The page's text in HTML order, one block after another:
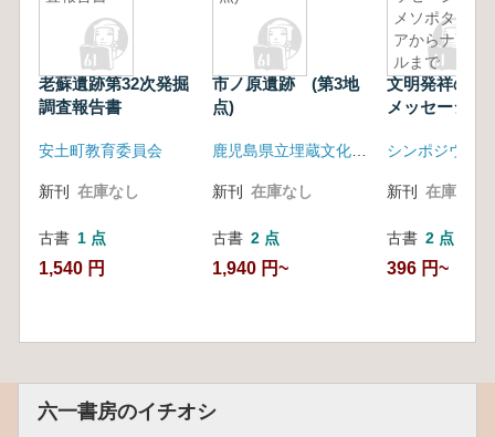
老蘇遺跡第32次発掘
調査報告書
安土町教育委員会
新刊 在庫なし
古書 1 点
1,540 円
市ノ原遺跡 (第3地
点)
新刊 在庫なし
古書 2 点
1,940 円~
メソポタミ
アからナイ
ルまで
文明発祥の地
メッセージ
で
新刊 在庫なし
古書 2 点
396 円~
六一書房のイチオシ